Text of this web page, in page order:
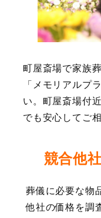
町屋斎場で家族
「メモリアルプ
い。町屋斎場付
でも安心してご
競合他
葬儀に必要な物
他社の価格を調